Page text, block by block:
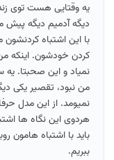
یه وقتایی هست توی
دیگه آدمیم دیگه
با این اشتباه
کردن خودشون. اینکه
نمیاد و این صحبتا.
من نبود، تقصیر یکی
نمیومد. از این مدل
هردوی این نگاه ها
باید با اشتباه هامون
ببریم.